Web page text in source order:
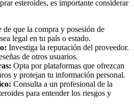
esteroides, es importante considerar
de que la compra y posesión de
legal en tu país o estado.
Investiga la reputación del proveedor.
de otros usuarios.
Opta por plataformas que ofrezcan
y protejan tu información personal.
Consulta a un profesional de la
para entender los riesgos y